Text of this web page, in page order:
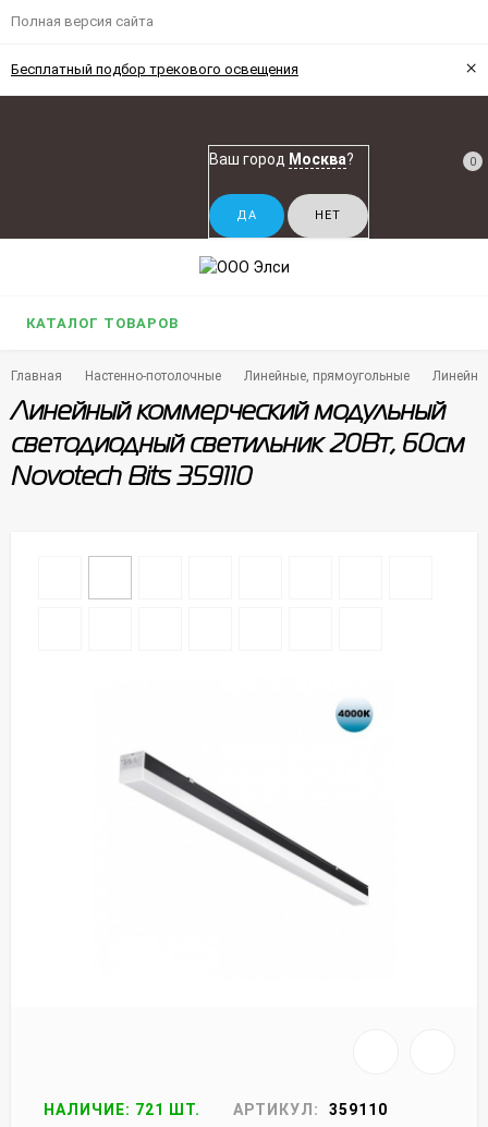
Полная версия сайта
Бесплатный подбор трекового освещения ×
Ваш город Москва? 0
КАТАЛОГ ТОВАРОВ
Главная Настенно-потолочные Линейные, прямоугольные
Линейный коммерческий модульный
светодиодный светильник 20Вт, 60см
Novotech Bits 359110
НАЛИЧИЕ: 721 ШТ. АРТИКУЛ: 359110